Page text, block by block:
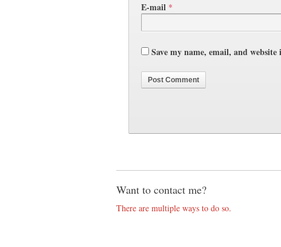
E-mail *
Save my name, email, and
Want to contact me?
There are multiple ways to do so.